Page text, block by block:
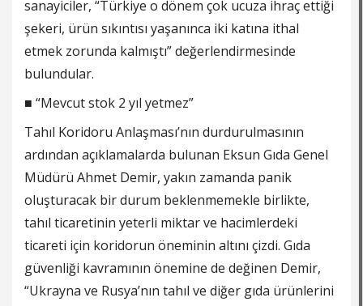
sanayiciler, “Türkiye o dönem çok ucuza ihraç ettiği
şekeri, ürün sıkıntısı yaşanınca iki katına ithal
etmek zorunda kalmıştı” değerlendirmesinde
bulundular.
■ “Mevcut stok 2 yıl yetmez”
Tahıl Koridoru Anlaşması’nın durdurulmasının
ardından açıklamalarda bulunan Eksun Gıda Genel
Müdürü Ahmet Demir, yakın zamanda panik
oluşturacak bir durum beklenmemekle birlikte,
tahıl ticaretinin yeterli miktar ve hacimlerdeki
ticareti için koridorun öneminin altını çizdi. Gıda
güvenliği kavramının önemine de değinen Demir,
“Ukrayna ve Rusya’nın tahıl ve diğer gıda ürünlerini